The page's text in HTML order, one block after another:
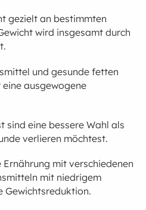
gezielt an bestimmten
wird insgesamt durch
und gesunde fetten
ausgewogene
sind eine bessere Wahl als
verlieren möchtest.
mit verschiedenen
mit niedrigem
Gewichtsreduktion.